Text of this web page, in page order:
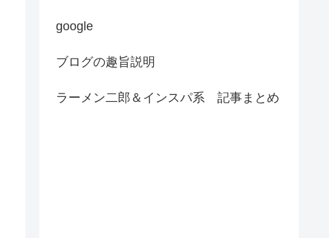
google
ブログの趣旨説明
ラーメン二郎＆インスパ系 記事まとめ